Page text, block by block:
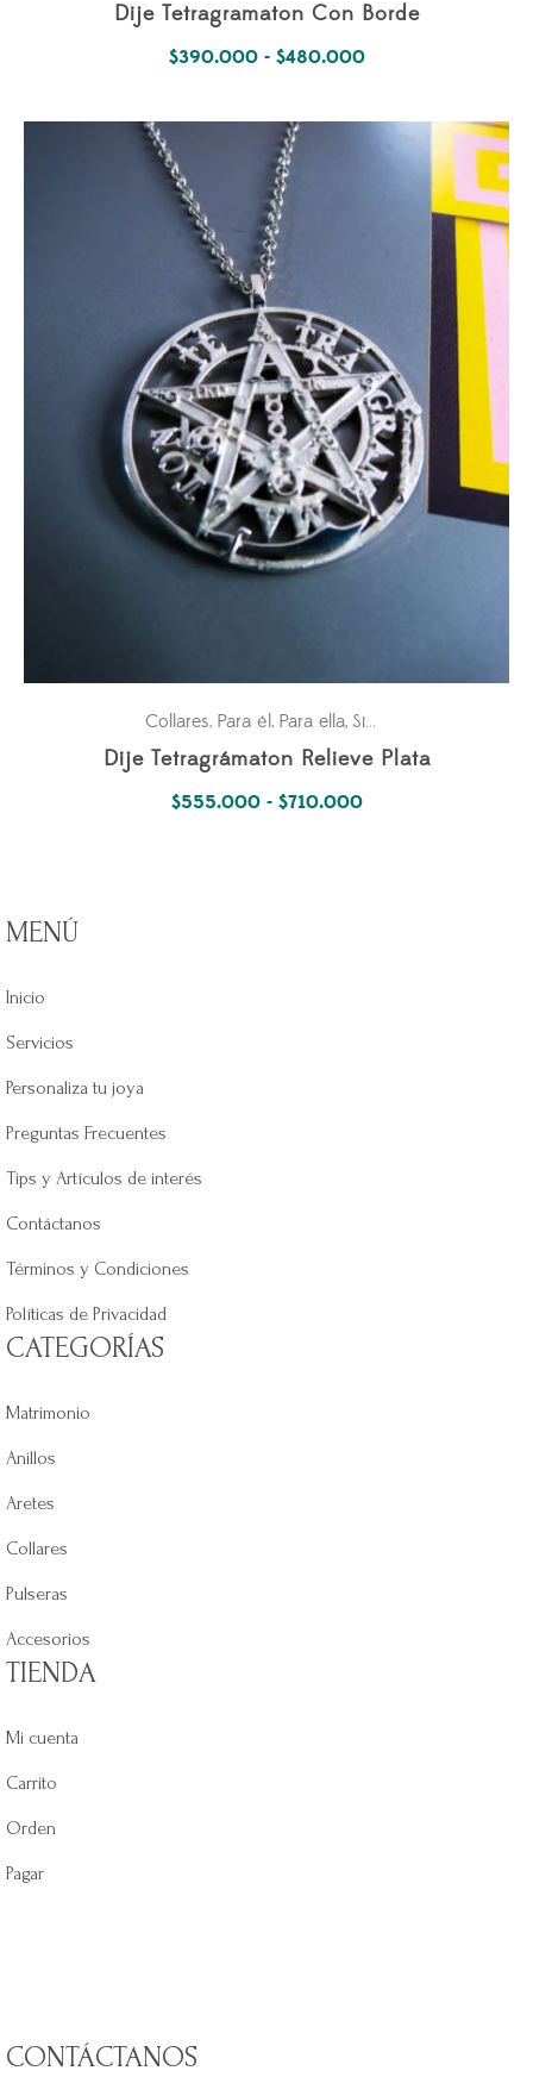
Dije Tetragramaton Con Borde
$390.000 - $480.000Rango
precios:
$390.000
Collares, Para él, Para ella, Simbología Del Alma
Dije Tetragrámaton Relieve Plata
$555.000 - $710.000Rango
MENÚ
Inicio
Servicios
Personaliza tu joya
Preguntas Frecuentes
Tips y Artículos de interés
Contáctanos
Términos y Condiciones
Políticas de Privacidad
CATEGORÍAS
Matrimonio
Anillos
Aretes
Collares
Pulseras
Accesorios
TIENDA
Mi cuenta
Carrito
Orden
Pagar
CONTÁCTANOS